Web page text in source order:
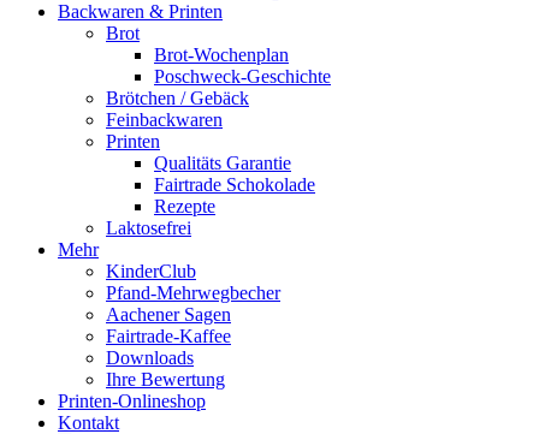
Backwaren & Printen
Brot
Brot-Wochenplan
Poschweck-Geschichte
Brötchen / Gebäck
Feinbackwaren
Printen
Qualitäts Garantie
Fairtrade Schokolade
Rezepte
Laktosefrei
Mehr
KinderClub
Pfand-Mehrwegbecher
Aachener Sagen
Fairtrade-Kaffee
Downloads
Ihre Bewertung
Printen-Onlineshop
Kontakt